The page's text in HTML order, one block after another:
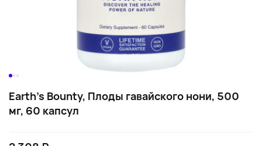
Earth's Bounty, Плоды гавайского нони, 500
мг, 60 капсул